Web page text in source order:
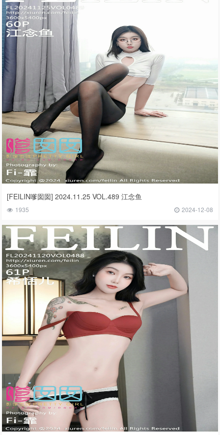
[FEILIN嗲囡囡] 2024.11.25 VOL.489 江念鱼
1935 2024-12-08